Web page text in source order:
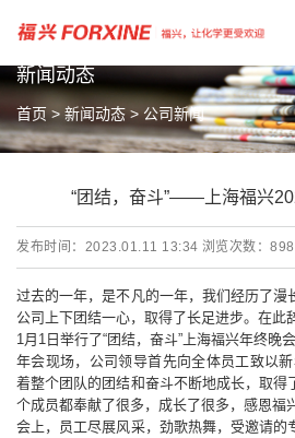
NEWS
新闻动态
首页 > 新闻动态 > 公司新闻
“团结，奋斗”——上海福兴
发布时间：2023.01.11 13:34 浏览次数：898
过去的一年，是不凡的一年，我们经历了漫
公司上下团结一心，取得了长足进步。 在此
1月1日举行了“团结，奋斗”上海福兴年终晚会
年会现场，公司领导首先向全体员工致以
着整个团队的团结和奋斗不断地成长，取得
个成员都奉献了很多，成长了很多，感恩福
会上，员工尽展风采，劲歌热舞，受邀请的